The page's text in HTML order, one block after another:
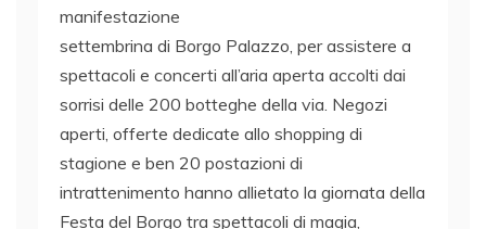
manifestazione
settembrina di Borgo Palazzo, per assistere a
spettacoli e concerti all’aria aperta accolti dai
sorrisi delle 200 botteghe della via. Negozi
aperti, offerte dedicate allo shopping di
stagione e ben 20 postazioni di
intrattenimento hanno allietato la giornata della
Festa del Borgo tra spettacoli di magia,